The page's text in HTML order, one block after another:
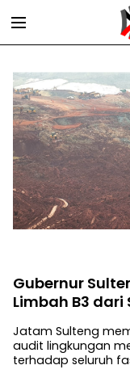
Gubernur
Limbah B3 dari
Jatam Sulteng
audit lingkungan
terhadap seluruh